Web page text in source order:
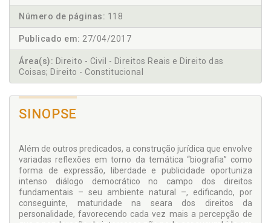
Número de páginas: 118
Publicado em: 27/04/2017
Área(s): Direito - Civil - Direitos Reais e Direito das
Coisas; Direito - Constitucional
SINOPSE
Além de outros predicados, a construção jurídica que envolve
variadas reflexões em torno da temática “biografia” como
forma de expressão, liberdade e publicidade oportuniza
intenso diálogo democrático no campo dos direitos
fundamentais – seu ambiente natural –, edificando, por
conseguinte, maturidade na seara dos direitos da
personalidade, favorecendo cada vez mais a percepção de